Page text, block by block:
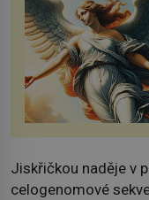
Jiskřičkou naděje v
celogenomové